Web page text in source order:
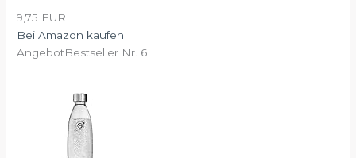
9,75 EUR
Bei Amazon kaufen
AngebotBestseller Nr. 6